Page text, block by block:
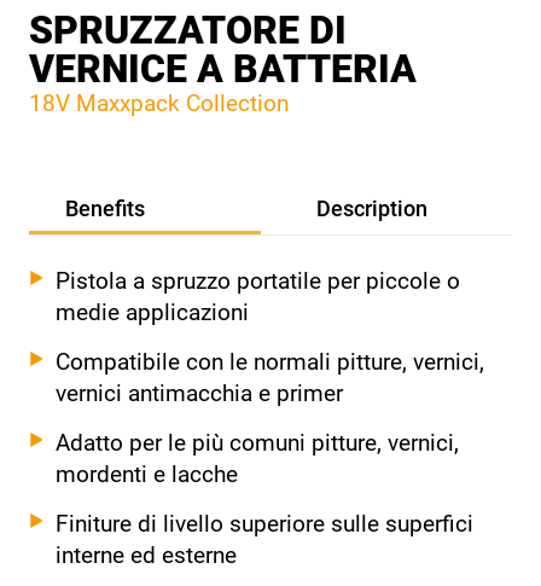
SPRUZZATORE DI
VERNICE A BATTERIA
18V Maxxpack Collection
Benefits Description
Pistola a spruzzo portatile per piccole o
medie applicazioni
Compatibile con le normali pitture, vernici,
vernici antimacchia e primer
Adatto per le più comuni pitture, vernici,
mordenti e lacche
Finiture di livello superiore sulle superfici
interne ed esterne